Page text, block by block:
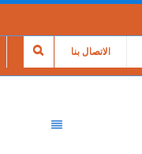
الاتصال بنا